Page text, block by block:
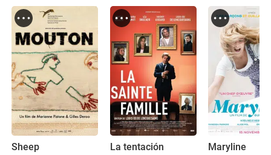
Sheep La tentación Maryline